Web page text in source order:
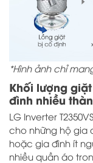
*Hình ảnh chỉ
Khối lượng
đình nhiều
LG Inverter
cho những hộ gia
hoặc gia đình ít
nhiều quần áo